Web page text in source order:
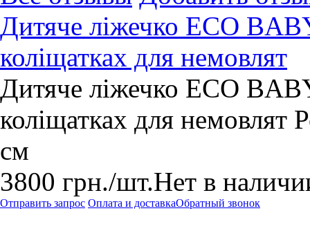
Дитяче ліжечко ECO
коліщатках для немовлят
Дитяче ліжечко ECO
коліщатках для немовлят
см
3800 грн./шт.Нет в
Отправить запрос Оплата и доставкаОбратный звонок